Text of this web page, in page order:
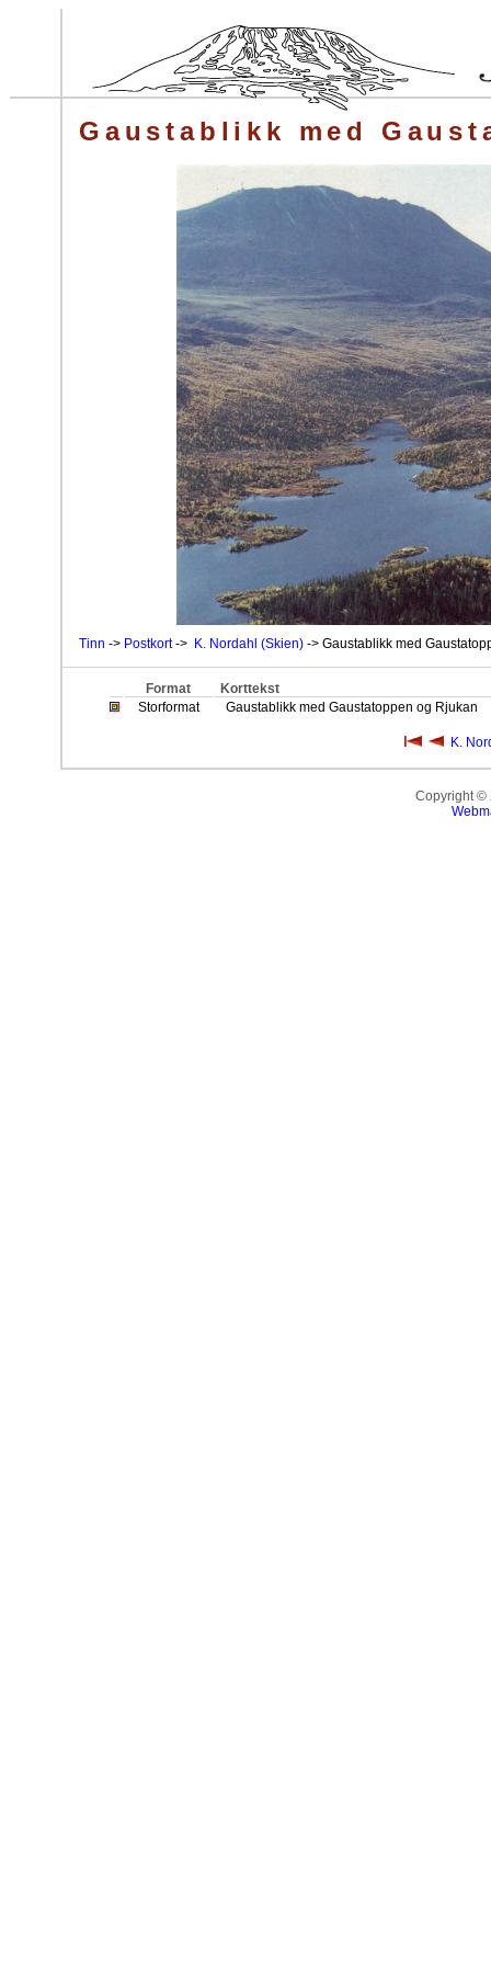
Gaustablikk med
Tinn -> Postkort-> K. Nordahl (Skien) -> Gaustablikk med
Format
Korttekst
Storformat
Gaustablikk med Gaustatoppen og Rjukan
K.
Copyright ©